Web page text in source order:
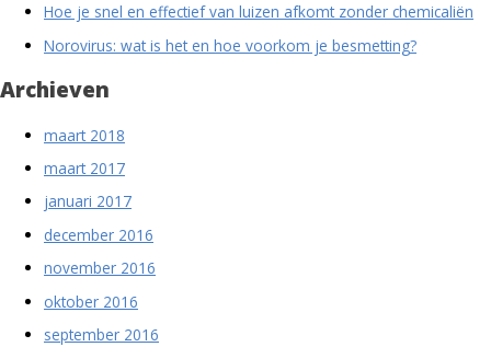
Hoe je snel en effectief van luizen afkomt zonder chemicaliën
Norovirus: wat is het en hoe voorkom je besmetting?
Archieven
maart 2018
maart 2017
januari 2017
december 2016
november 2016
oktober 2016
september 2016